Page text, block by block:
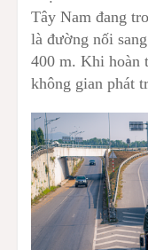
Tây Nam đang
là đường nối
400 m. Khi hoàn
không gian phát